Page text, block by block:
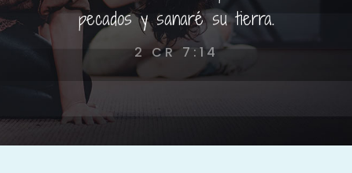
pecados y sanaré su tierra.
2 CR 7:14